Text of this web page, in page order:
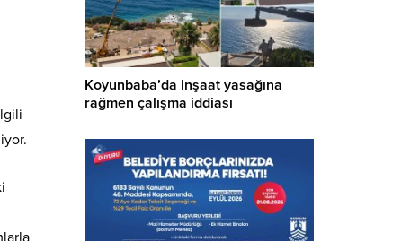
Koyunbaba’da inşaat yasağına
rağmen çalışma iddiası